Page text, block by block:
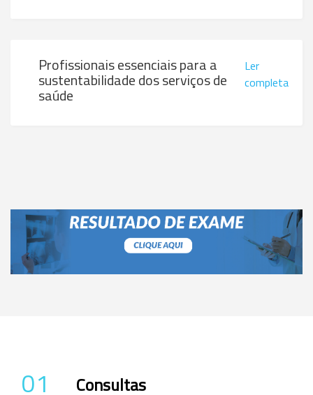
Profissionais essenciais para a
sustentabilidade dos serviços de
saúde
Ler
completa
01 Consultas